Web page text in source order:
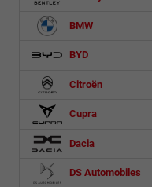
BMW
BYD
Citroën
Cupra
Dacia
DS Automobiles